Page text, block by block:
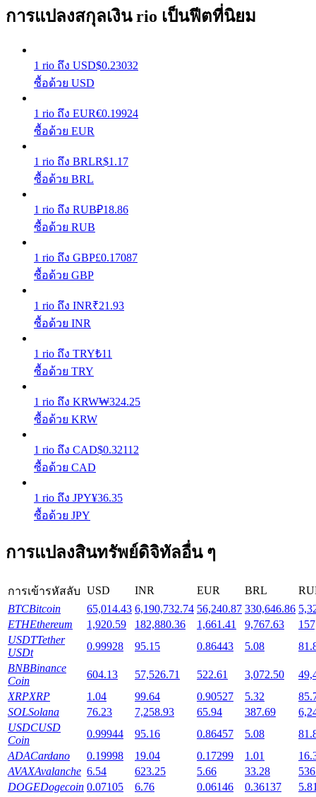
รับรางวัลการแข่งขันทุกวัน
การปักหลัก
ผลตอบแทนสูงและเข้าถึงได้ทันที
Launchpool
การเซ้งแบบยืดหยุ่นเพื่อรับโทเคนยอดนิยม
การลงทุนพิเศษสำหรับผู้ถือ BTR
เงินกู้
บริการยืมเงินที่ได้รับการสนับสนุนจาก Crypto
การแปลงสกุลเงิน rio เป็นฟีตที่นิยม
1 rio ถึง USD$0.23032
ซื้อด้วย USD
1 rio ถึง EUR€0.19924
ซื้อด้วย EUR
1 rio ถึง BRLR$1.17
ซื้อด้วย BRL
1 rio ถึง RUB₽18.86
ซื้อด้วย RUB
1 rio ถึง GBP£0.17087
ซื้อด้วย GBP
1 rio ถึง INR₹21.93
ซื้อด้วย INR
1 rio ถึง TRY₺11
ซื้อด้วย TRY
1 rio ถึง KRW₩324.25
ซื้อด้วย KRW
1 rio ถึง CAD$0.32112
ซื้อด้วย CAD
1 rio ถึง JPY¥36.35
ซื้อด้วย JPY
การแปลงสินทรัพย์ดิจิทัลอื่น ๆ
การเข้ารหัสลับ USD INR EUR BRL
BTCBitcoin 65,014.43 6,190,732.74 56,240.87 330,646.86
ETHEthereum 1,920.59 182,880.36 1,661.41 9,767.63
USDTTether
USDt
0.99928 95.15 0.86443 5.08
BNBBinance
Coin
604.13 57,526.71 522.61 3,072.50
XRPXRP 1.04 99.64 0.90527 5.32
SOLSolana 76.23 7,258.93 65.94 387.69
USDCUSD
Coin
0.99944 95.16 0.86457 5.08
ADACardano 0.19998 19.04 0.17299 1.01
AVAXAvalanche 6.54 623.25 5.66 33.28
DOGEDogecoin 0.07105 6.76 0.06146 0.36137